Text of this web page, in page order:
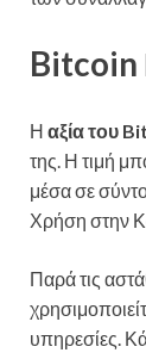
Bitcoin
Η αξία του
της. Η τιμή
μέσα σε
Χρήση στην
Παρά τις
υπηρεσίες.